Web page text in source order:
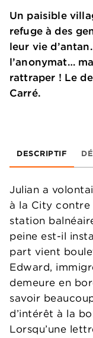
Un paisible
refuge à des
leur vie
l’anonymat…
rattraper ! Le
Carré.
DESCRIPTIF
Julian a
à la City contre
station
peine est-il
part vient
Edward,
demeure en
savoir
d’intérêt à la
Lorsqu’une